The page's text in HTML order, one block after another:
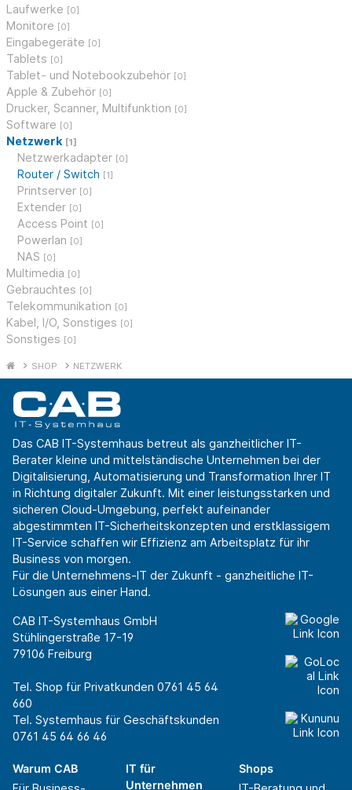
Laufwerke [0]
Monitore [0]
Eingabegeräte [0]
Tablets [0]
Tablet- und Notebookzubehör [0]
Apple & Zubehör [0]
Drucker, Scanner, Multifunktion [0]
Software [0]
Netzwerk [1]
Netzwerkadapter [0]
Router / Switch [1]
Printserver [0]
Extender [0]
Access Point [0]
Powerlan [0]
NAS [0]
Multimedia [0]
Gebrauchtes [0]
Telekommunikation [0]
Kabel, I/O, Sonstiges [0]
Sonstiges [0]
SHOP NETZWERK
Das CAB IT-Systemhaus betreut als ganzheitlicher IT-
Berater kleine und mittelständische Unternehmen bei der
Digitalisierung, Automatisierung und Transformation Ihrer IT
in Richtung digitaler Zukunft. Mit einer leistungsstarken und
sicheren Cloud-Umgebung, perfekt aufeinander
abgestimmten IT-Sicherheitskonzepten und erstklassigem
IT-Service schaffen wir Effizienz am Arbeitsplatz für ihr
Business von morgen.
Für die Unternehmens-IT der Zukunft - ganzheitliche IT-
Lösungen aus einer Hand.
CAB IT-Systemhaus GmbH
Stühlingerstraße 17-19
79106 Freiburg
Tel. Shop für Privatkunden 0761 45 64
660
Tel. Systemhaus für Geschäftskunden
0761 45 64 66 46
Warum CAB
IT für
Unternehmen
Shops